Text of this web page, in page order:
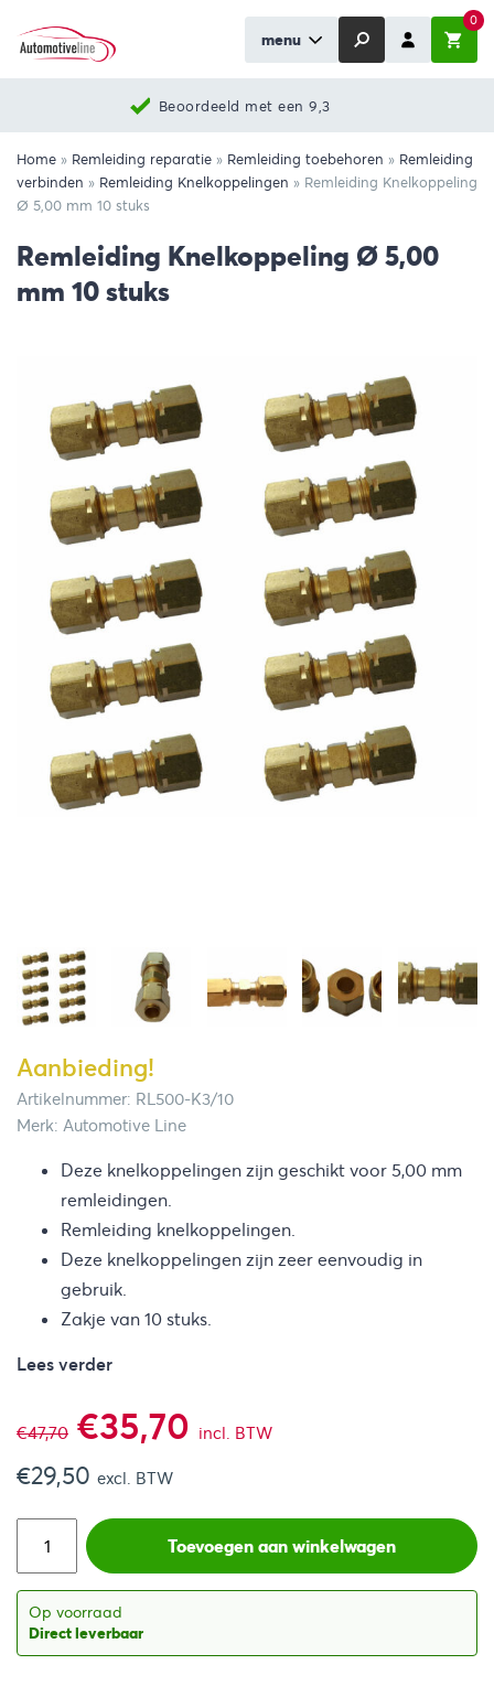
menu
0
Beoordeeld met een 9,3
Home » Remleiding reparatie » Remleiding toebehoren » Remleiding
verbinden » Remleiding Knelkoppelingen » Remleiding Knelkoppeling
Ø 5,00 mm 10 stuks
Remleiding Knelkoppeling Ø 5,00
mm 10 stuks
Aanbieding!
Artikelnummer: RL500-K3/10
Merk: Automotive Line
Deze knelkoppelingen zijn geschikt voor 5,00 mm
remleidingen.
Remleiding knelkoppelingen.
Deze knelkoppelingen zijn zeer eenvoudig in
gebruik.
Zakje van 10 stuks.
Lees verder
€47,70 Oorspronkelijke
prijs
was:
€47,70.
€35,70 Huidige
is:
€35,70.
incl. BTW
€29,50 excl. BTW
Toevoegen aan winkelwagen
Op voorraad
Direct leverbaar